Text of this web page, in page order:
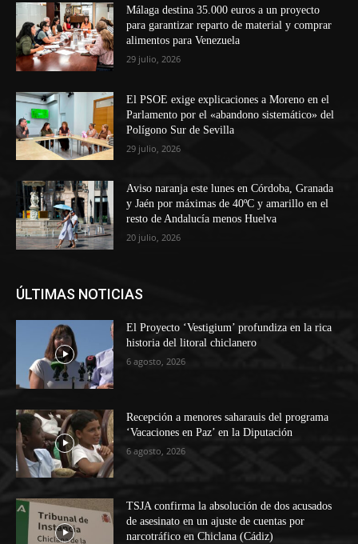
Málaga destina 35.000 euros a un proyecto
para garantizar reparto de material y comprar
alimentos para Venezuela
29 julio, 2026
El PSOE exige explicaciones a Moreno en el
Parlamento por el «abandono sistemático» del
Polígono Sur de Sevilla
29 julio, 2026
Aviso naranja este lunes en Córdoba, Granada
y Jaén por máximas de 40ºC y amarillo en el
resto de Andalucía menos Huelva
20 julio, 2026
ÚLTIMAS NOTICIAS
El Proyecto ‘Vestigium’ profundiza en la rica
historia del litoral chiclanero
6 agosto, 2026
Recepción a menores saharauis del programa
‘Vacaciones en Paz’ en la Diputación
6 agosto, 2026
TSJA confirma la absolución de dos acusados
de asesinato en un ajuste de cuentas por
narcotráfico en Chiclana (Cádiz)